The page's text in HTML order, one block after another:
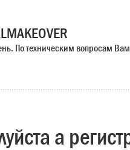
По техническим вопросам
а